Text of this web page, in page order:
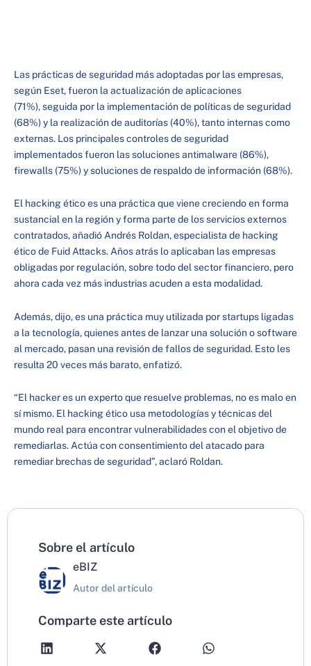
Las prácticas de seguridad más adoptadas por las empresas,
según Eset, fueron la actualización de aplicaciones
(71%), seguida por la implementación de políticas de seguridad
(68%) y la realización de auditorías (40%), tanto internas como
externas. Los principales controles de seguridad
implementados fueron las soluciones antimalware (86%),
firewalls (75%) y soluciones de respaldo de información (68%).
El hacking ético es una práctica que viene creciendo en forma
sustancial en la región y forma parte de los servicios externos
contratados, añadió Andrés Roldan, especialista de hacking
ético de Fuid Attacks. Años atrás lo aplicaban las empresas
obligadas por regulación, sobre todo del sector financiero, pero
ahora cada vez más industrias acuden a esta modalidad.
Además, dijo, es una práctica muy utilizada por startups ligadas
a la tecnología, quienes antes de lanzar una solución o software
al mercado, pasan una revisión de fallos de seguridad. Esto les
resulta 20 veces más barato, enfatizó.
“El hacker es un experto que resuelve problemas, no es malo en
sí mismo. El hacking ético usa metodologías y técnicas del
mundo real para encontrar vulnerabilidades con el objetivo de
remediarlas. Actúa con consentimiento del atacado para
remediar brechas de seguridad”, aclaró Roldan.
Sobre el artículo
eBIZ
Autor del artículo
Comparte este artículo